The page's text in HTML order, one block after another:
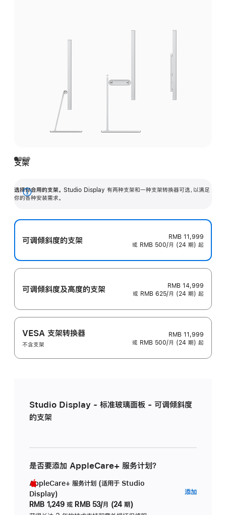
支架
选择你合用的支架。 Studio Display 有两种支架和一种支架转换器可选，以满足
你的各种安装需求。
展
可调倾斜度的支架
RMB 11,999
或 RMB 500/月 (24 期) 起
可调倾斜度及高‍度的支‍架
RMB 14,999
或 RMB 625/月 (24 期) 起
VESA 支架转换器
不含支架
RMB 11,999
或 RMB 500/月 (24 期) 起
Studio Display - 标准玻璃面板 - 可调倾斜度
的支架
是否要添加 AppleCare+ 服务计划？
AppleCare+ 服务计划 (适用于 Studio
Display)
RMB 1,249 或 RMB 53/月 (24 期)
添加